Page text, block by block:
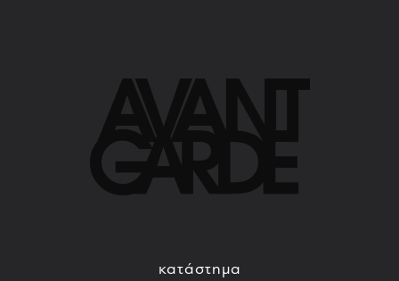
κατάστημα